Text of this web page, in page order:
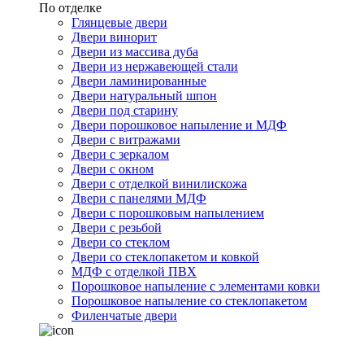
По отделке
Глянцевые двери
Двери винорит
Двери из массива дуба
Двери из нержавеющей стали
Двери ламинированные
Двери натуральный шпон
Двери под старину
Двери порошковое напыление и МДФ
Двери с витражами
Двери с зеркалом
Двери с окном
Двери с отделкой винилискожа
Двери с панелями МДФ
Двери с порошковым напылением
Двери с резьбой
Двери со стеклом
Двери со стеклопакетом и ковкой
МДФ с отделкой ПВХ
Порошковое напыление с элементами ковки
Порошковое напыление со стеклопакетом
Филенчатые двери